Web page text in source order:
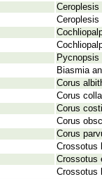
Ceroplesis
Pycnopsis
Biasmia
Corus
Corus
Corus
Corus
Corus
Crossotus
Crossotus
Crossotus